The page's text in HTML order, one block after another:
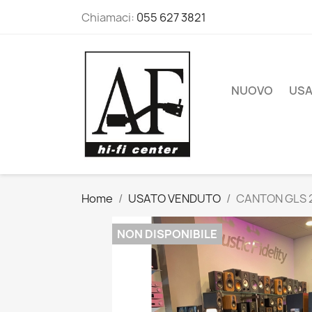
Chiamaci: 055 627 3821
NUOVO
Home USATO VENDUTO CANTON GLS
NON DISPONIBILE